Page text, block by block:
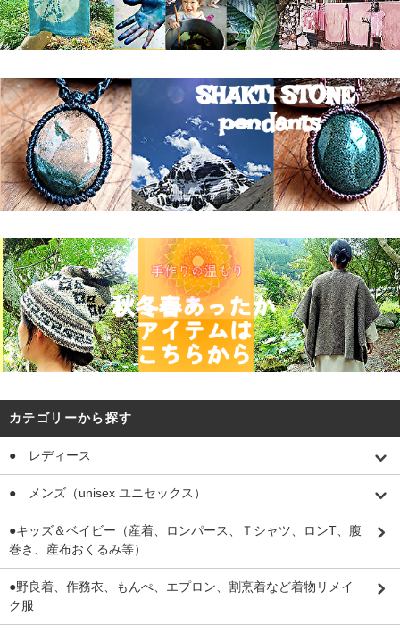
カテゴリーから探す
● レディース
● メンズ（unisex ユニセックス）
●キッズ＆ベイビー（産着、ロンパース、Ｔシャツ、ロンT、腹
巻き、産布おくるみ等）
●野良着、作務衣、もんぺ、エプロン、割烹着など着物リメイ
ク服